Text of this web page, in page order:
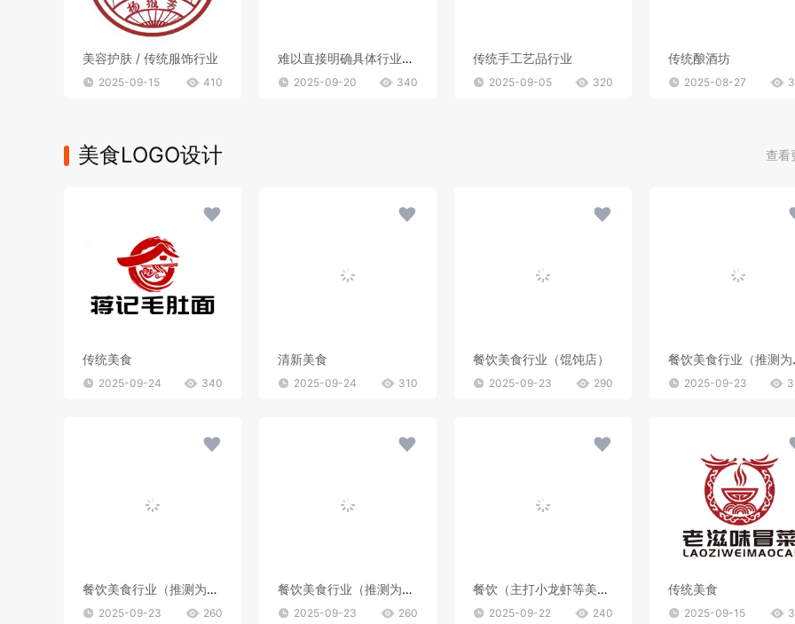
美容护肤 / 传统服饰行业
2025-09-15 410
难以直接明确具体行业，可能涉及传统商业、文化服务、信用管理等
2025-09-20 340
传统手工艺品行业
2025-09-05 320
传统酿酒坊
2025-08-27
美食LOGO设计 查看
传统美食
2025-09-24 340
清新美食
2025-09-24 310
餐饮美食行业（馄饨店）
2025-09-23 290
餐饮
2025-09-23
餐饮美食行业（推测为鸡汤米线店）
2025-09-23 260
餐饮美食行业（推测为美蛙鱼自助餐厅）
2025-09-23 260
餐饮（主打小龙虾等美食）、水产相关行业
2025-09-22 240
传统美食
2025-09-15